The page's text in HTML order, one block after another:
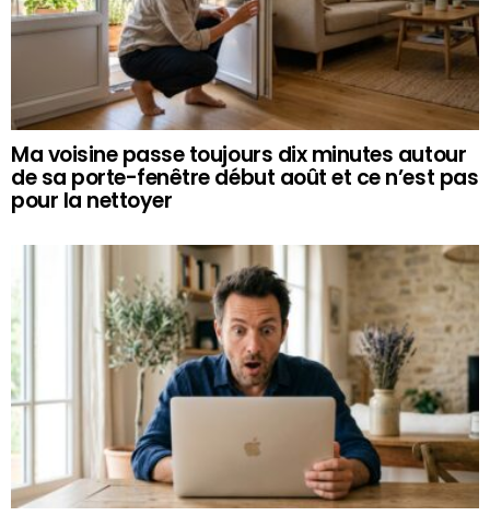
Ma voisine passe toujours dix minutes autour
de sa porte-fenêtre début août et ce n’est pas
pour la nettoyer